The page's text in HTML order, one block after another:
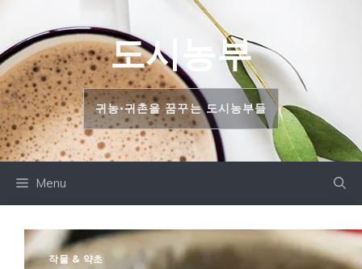
츠
로
건
너
뛰
도시농부
귀농•귀촌을 꿈꾸는 도시농부들
Menu
작물 & 약초